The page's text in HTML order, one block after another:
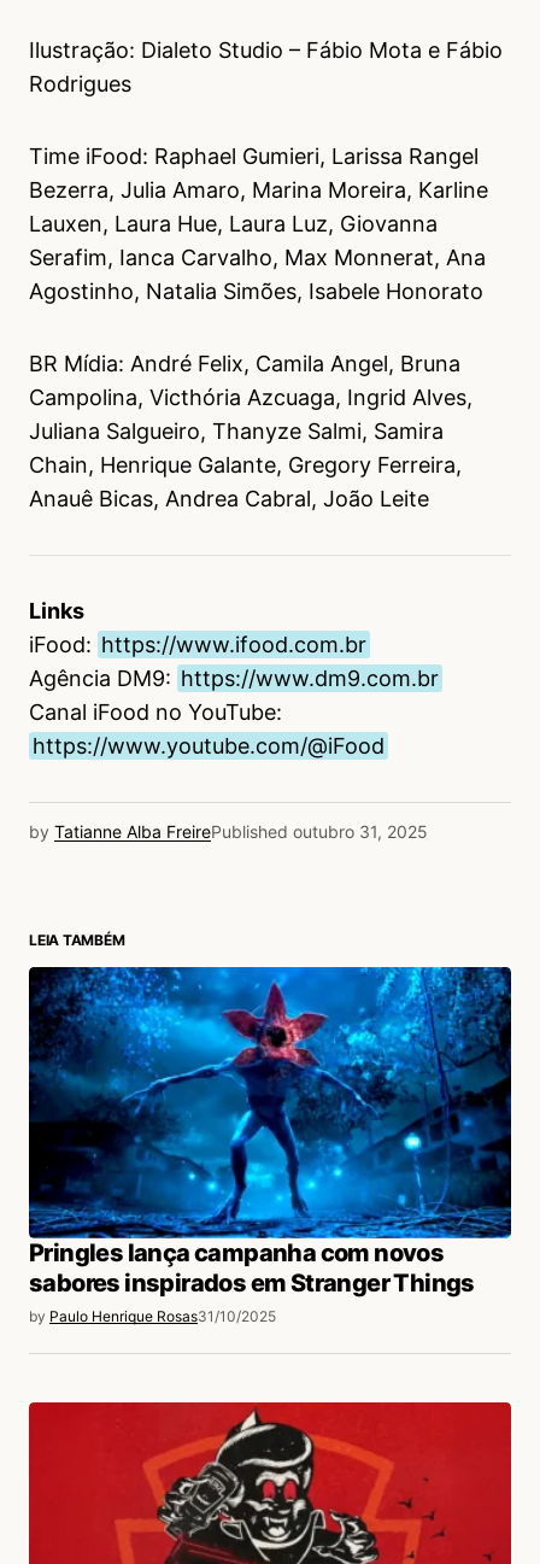
Ilustração: Dialeto Studio – Fábio Mota e Fábio
Rodrigues
Time iFood: Raphael Gumieri, Larissa Rangel
Bezerra, Julia Amaro, Marina Moreira, Karline
Lauxen, Laura Hue, Laura Luz, Giovanna
Serafim, Ianca Carvalho, Max Monnerat, Ana
Agostinho, Natalia Simões, Isabele Honorato
BR Mídia: André Felix, Camila Angel, Bruna
Campolina, Victhória Azcuaga, Ingrid Alves,
Juliana Salgueiro, Thanyze Salmi, Samira
Chain, Henrique Galante, Gregory Ferreira,
Anauê Bicas, Andrea Cabral, João Leite
Links
iFood: https://www.ifood.com.br
Agência DM9: https://www.dm9.com.br
Canal iFood no YouTube:
https://www.youtube.com/@iFood
by Tatianne Alba FreirePublished outubro 31, 2025
LEIA TAMBÉM
Pringles lança campanha com novos
sabores inspirados em Stranger Things
by Paulo Henrique Rosas31/10/2025